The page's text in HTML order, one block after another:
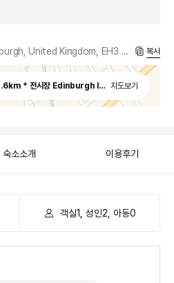
United Kingdom, EH3 6QH 복사
지도보기
숙소소개 이용후기
객실1, 성인2, 아동0